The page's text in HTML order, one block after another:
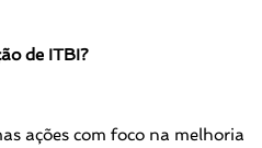
de ITBI?
ações com foco na melhoria